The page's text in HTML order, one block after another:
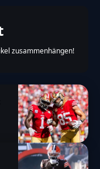
zusammenhängen!